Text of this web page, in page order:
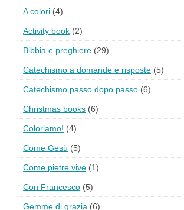
A colori (4)
Activity book (2)
Bibbia e preghiere (29)
Catechismo a domande e risposte (5)
Catechismo passo dopo passo (6)
Christmas books (6)
Coloriamo! (4)
Come Gesù (5)
Come pietre vive (1)
Con Francesco (5)
Gemme di grazia (6)